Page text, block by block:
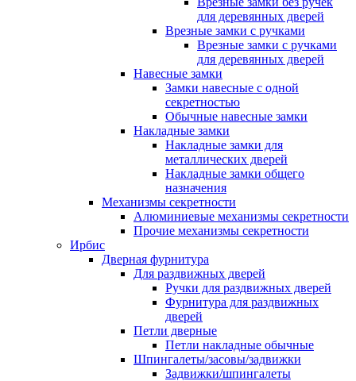
для деревянных дверей
Врезные замки с ручками
Врезные замки с ручками
для деревянных дверей
Навесные замки
Замки навесные с одной
секретностью
Обычные навесные замки
Накладные замки
Накладные замки для
металлических дверей
Накладные замки общего
назначения
Механизмы секретности
Алюминиевые механизмы секретности
Прочие механизмы секретности
Ирбис
Дверная фурнитура
Для раздвижных дверей
Ручки для раздвижных дверей
Фурнитура для раздвижных
дверей
Петли дверные
Петли накладные обычные
Шпингалеты/засовы/задвижки
Задвижки/шпингалеты